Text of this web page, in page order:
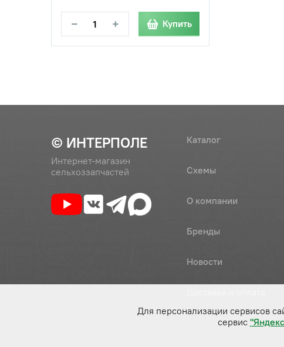
− + Купить
© ИНТЕРПОЛЕ
Интернет-магазин
сельхоззапчастей
Каталог
Схемы
О компании
Бренды
Новости
Для персонализации сервисов
сервис